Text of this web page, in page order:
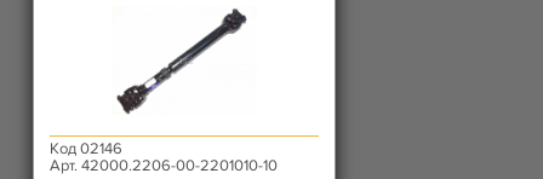
Код 02146
Арт. 42000.2206-00-2201010-10